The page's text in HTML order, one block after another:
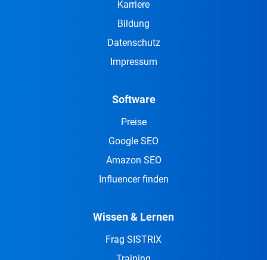
Karriere
Bildung
Datenschutz
Impressum
Software
Preise
Google SEO
Amazon SEO
Influencer finden
Wissen & Lernen
Frag SISTRIX